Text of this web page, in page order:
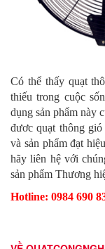
Có thể thấy quạt
thiếu trong cuộc
dụng sản phẩm này
đươc quạt thông
và sản phẩm đạt
hãy liên hệ với
sản phẩm Thương
Hotline: 0984 690